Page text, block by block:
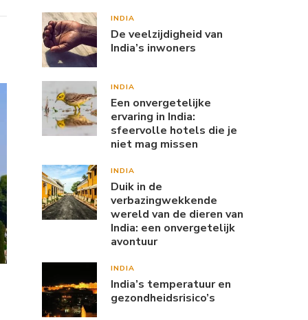
INDIA
De veelzijdigheid van
India’s inwoners
INDIA
Een onvergetelijke
ervaring in India:
sfeervolle hotels die je
niet mag missen
INDIA
Duik in de
verbazingwekkende
wereld van de dieren van
India: een onvergetelijk
avontuur
INDIA
India’s temperatuur en
gezondheidsrisico’s